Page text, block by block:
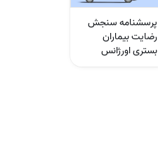
پرسشنامه سنجش
رضایت بیماران
بستری اورژانس